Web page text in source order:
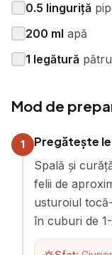
0.5 linguriță
200 ml apă
1 legătură
Mod de
1 Pregătește
Spală și
felii de
usturoiul
în cuburi de